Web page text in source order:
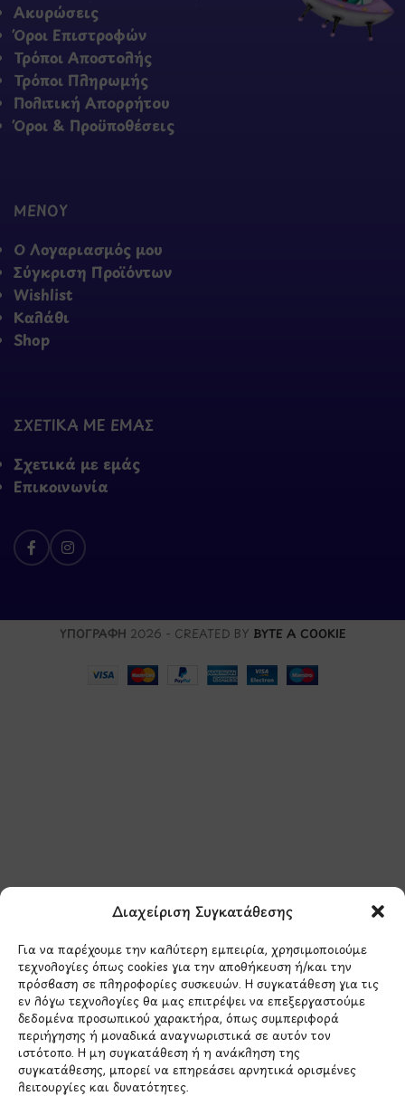
Διαχείριση Συγκατάθεσης
Για να παρέχουμε την καλύτερη εμπειρία, χρησιμοποιούμε
τεχνολογίες όπως cookies για την αποθήκευση ή/και την
πρόσβαση σε πληροφορίες συσκευών. Η συγκατάθεση για τις
εν λόγω τεχνολογίες θα μας επιτρέψει να επεξεργαστούμε
δεδομένα προσωπικού χαρακτήρα, όπως συμπεριφορά
περιήγησης ή μοναδικά αναγνωριστικά σε αυτόν τον
ιστότοπο. Η μη συγκατάθεση ή η ανάκληση της
συγκατάθεσης, μπορεί να επηρεάσει αρνητικά ορισμένες
λειτουργίες και δυνατότητες.
Ακυρώσεις
Όροι Επιστροφών
Τρόποι Αποστολής
Τρόποι Πληρωμής
Πολιτική Απορρήτου
Όροι & Προϋποθέσεις
ΜΕΝΟΥ
Ο Λογαριασμός μου
Σύγκριση Προϊόντων
Wishlist
Καλάθι
Shop
ΣΧΕΤΙΚΑ ΜΕ ΕΜΑΣ
Σχετικά με εμάς
Επικοινωνία
ΥΠΟΓΡΑΦΗ 2026 - CREATED BY BYTE A COOKIE
Έχω διαβάσει και συμφωνώ με την
Πολιτική Απορρήτου